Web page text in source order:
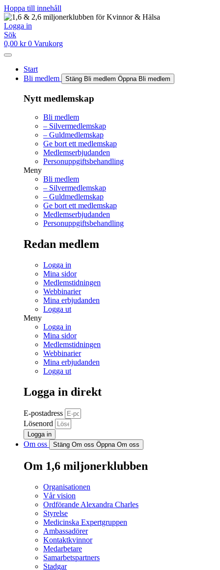
Hoppa till innehåll
Logga in
Sök
0,00 kr 0 Varukorg
Start
Bli medlem
Stäng Bli medlem Öppna Bli medlem
Nytt medlemskap
Bli medlem
– Silvermedlemskap
– Guldmedlemskap
Ge bort ett medlemskap
Medlemserbjudanden
Personuppgiftsbehandling
Meny
Bli medlem
– Silvermedlemskap
– Guldmedlemskap
Ge bort ett medlemskap
Medlemserbjudanden
Personuppgiftsbehandling
Redan medlem
Logga in
Mina sidor
Medlemstidningen
Webbinarier
Mina erbjudanden
Logga ut
Meny
Logga in
Mina sidor
Medlemstidningen
Webbinarier
Mina erbjudanden
Logga ut
Logga in direkt
E-postadress
Lösenord
Logga in
Om oss Stäng Om oss Öppna Om oss
Om 1,6 miljonerklubben
Organisationen
Vår vision
Ordförande Alexandra Charles
Styrelse
Medicinska Expertgruppen
Ambassadörer
Kontaktkvinnor
Medarbetare
Samarbetspartners
Stadgar